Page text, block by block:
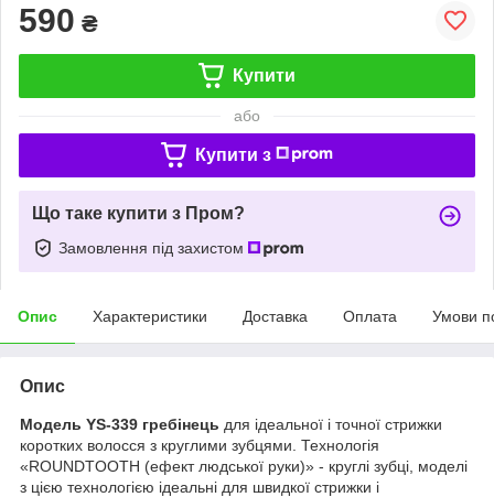
590 ₴
Купити
або
Купити з
Що таке купити з Пром?
Замовлення під захистом
Опис Характеристики Доставка Оплата Умови
Опис
Модель YS-339 гребінець для ідеальної і точної стрижки
коротких волосся з круглими зубцями. Технологія
«ROUNDTOOTH (ефект людської руки)» - круглі зубці, моделі
з цією технологією ідеальні для швидкої стрижки і